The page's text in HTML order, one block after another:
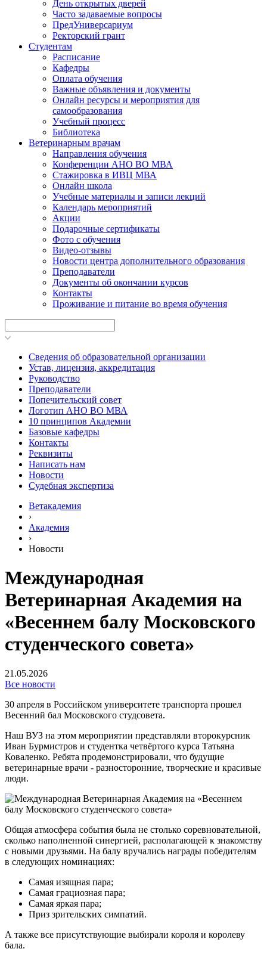
День открытых дверей
Часто задаваемые вопросы
ПредУниверсариум
Ректорский грант
Студентам
Расписание
Кафедры
Оплата обучения
Важные объявления и документы
Онлайн ресурсы и мероприятия для
самообразования
Учебный процесс
Библиотека
Ветеринарным врачам
Направления обучения
Конференции АНО ВО МВА
Стажировка в ИВЦ МВА
Онлайн школа
Учебные материалы и записи лекций
Календарь мероприятий
Акции
Подарочные сертификаты
Фото с обучения
Видео-отзывы
Новости центра дополнительного образования
Преподаватели
Документы об окончании курсов
Контакты
Проживание и питание во время обучения
Сведения об образовательной организации
Устав, лицензия, аккредитация
Руководство
Преподаватели
Попечительский совет
Логотип АНО ВО МВА
10 принципов Академии
Базовые кафедры
Контакты
Реквизиты
Написать нам
Новости
Судебная экспертиза
Ветакадемия
›
Академия
›
Новости
Международная
Ветеринарная Академия на
«Весеннем балу Московского
студенческого совета»
21.05.2026
Все новости
30 апреля в Российском университете транспорта прошел
Весенний бал Московского студсовета.
Наш ВУЗ на этом мероприятии представляли второкурсник
Иван Бурмистров и студентка четвёртого курса Татьяна
Коваленко. Ребята продемонстрировали, что будущие
ветеринарные врачи - разносторонние, творческие и красивые
люди.
Общая атмосфера события была не столько соревновательной,
сколько наполненной синергией, располагающей к знакомству
с новыми друзьями. На балу вручались награды победителям
в следующих номинациях:
Самая изящная пара;
Самая грациозная пара;
Самая яркая пара;
Приз зрительских симпатий.
А также все присутствующие выбирали короля и королеву
бала.